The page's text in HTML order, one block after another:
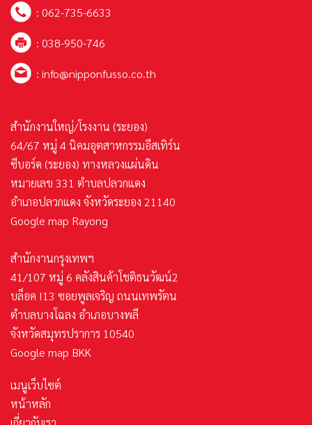
: 062-735-6633
: 038-950-746
: info@nipponfusso.co.th
สำนักงานใหญ่/โรงงาน (ระยอง)
64/67 หมู่ 4 นิคมอุตสาหกรรมอีสเทิร์น
ซีบอร์ด (ระยอง) ทางหลวงแผ่นดิน
หมายเลข 331 ตำบลปลวกแดง
อำเภอปลวกแดง จังหวัดระยอง 21140
Google map Rayong
สำนักงานกรุงเทพฯ
41/107 หมู่ 6 คลังสินค้าโชติธนวัฒน์2
บล็อค I13 ซอยพูลเจริญ ถนนเทพรัตน
ตำบลบางโฉลง อำเภอบางพลี
จังหวัดสมุทรปราการ 10540
Google map BKK
เมนูเว็บไซต์
หน้าหลัก